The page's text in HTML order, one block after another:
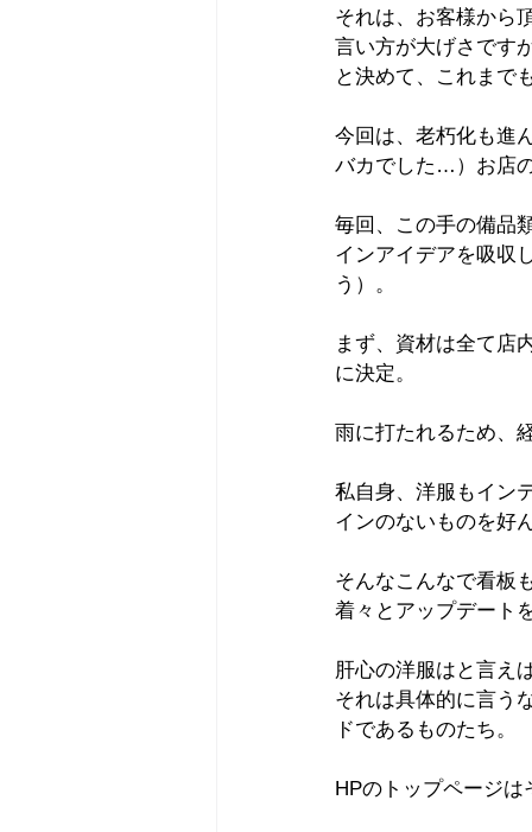
それは、お客様から
言い方が大げさです
と決めて、これまで
今回は、老朽化も進
バカでした…）お店
毎回、この手の備品
インアイデアを吸収
う）。
まず、資材は全て店
に決定。
雨に打たれるため、
私自身、洋服もイン
インのないものを好
そんなこんなで看板
着々とアップデート
肝心の洋服はと言え
それは具体的に言う
ドであるものたち。
HPのトップページ